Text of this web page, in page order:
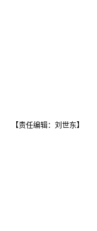
【责任编辑：刘世东】